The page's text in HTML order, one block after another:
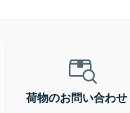
荷物のお問い合わせ